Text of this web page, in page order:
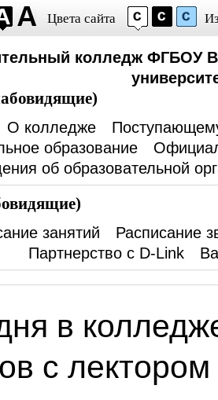
Цвета сайта
колледж ФГБОУ
О колледже
образование
об образовательной
занятий
Расписание
Партнерство с D-Link
в
с